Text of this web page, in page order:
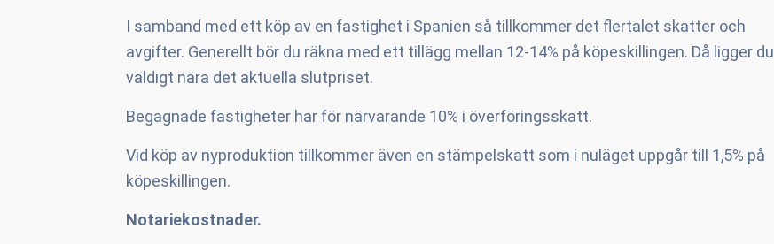
I samband med ett köp av en fastighet i Spanien så tillkommer det flertalet skatter och
avgifter. Generellt bör du räkna med ett tillägg mellan 12-14% på köpeskillingen. Då ligger du
väldigt nära det aktuella slutpriset.
Begagnade fastigheter har för närvarande 10% i överföringsskatt.
Vid köp av nyproduktion tillkommer även en stämpelskatt som i nuläget uppgår till 1,5% på
köpeskillingen.
Notariekostnader.